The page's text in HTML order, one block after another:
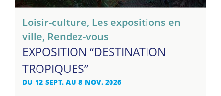
Loisir-culture, Les expositions en
ville, Rendez-vous
EXPOSITION “DESTINATION
TROPIQUES”
DU 12 SEPT. AU 8 NOV. 2026